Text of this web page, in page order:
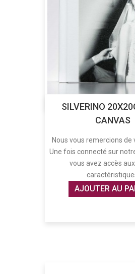
SILVERINO
CANVAS
Nous vous remercions de
Une fois connecté sur
vous avez accès
AJOUTER AU